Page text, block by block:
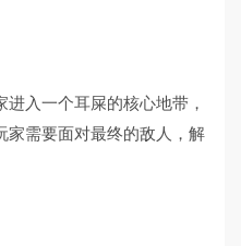
入一个耳屎的核心地带，
家需要面对最终的敌人，解